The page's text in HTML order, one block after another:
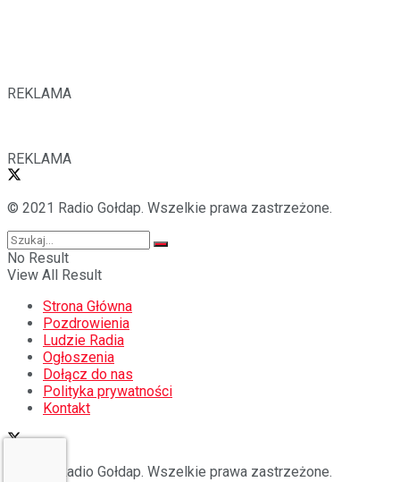
REKLAMA
REKLAMA
© 2021 Radio Gołdap. Wszelkie prawa zastrzeżone.
No Result
View All Result
Strona Główna
Pozdrowienia
Ludzie Radia
Ogłoszenia
Dołącz do nas
Polityka prywatności
Kontakt
© 2021 Radio Gołdap. Wszelkie prawa zastrzeżone.